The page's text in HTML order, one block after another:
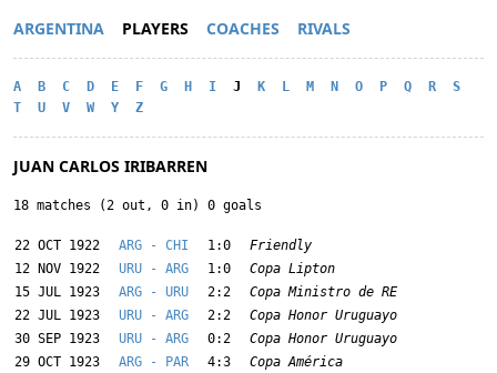
ARGENTINA PLAYERS COACHES RIVALS
A B C D E F G H I J K L M N O P Q R
S
T
U V W Y Z
JUAN CARLOS IRIBARREN
18 matches (2 out, 0 in) 0 goals
22 OCT 1922 ARG - CHI 1:0
Friendly
12 NOV 1922
URU - ARG 1:0
Copa Lipton
15 JUL 1923
ARG - URU 2:2
Copa Ministro de RE
22 JUL 1923
URU - ARG 2:2
Copa Honor Uruguayo
30 SEP 1923
URU - ARG 0:2
Copa Honor Uruguayo
29 OCT 1923
ARG - PAR 4:3
Copa América